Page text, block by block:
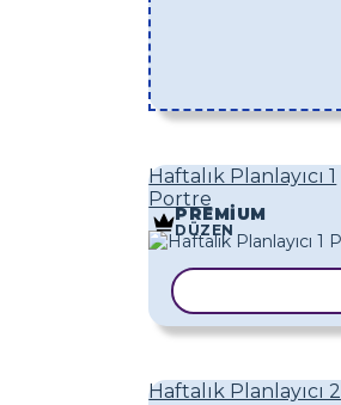
Haftalık Planlayıcı 1
Portre
PREMIUM
DÜZEN
Haftalık Planlayıcı 2